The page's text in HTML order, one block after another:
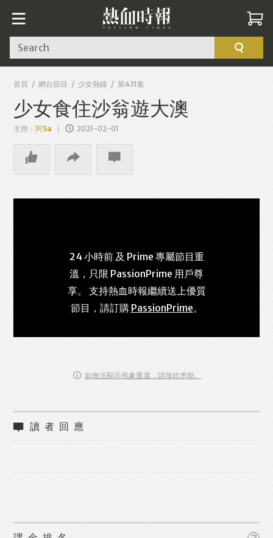
Search
首頁 網台節目 少女熱線 第431集
少女食住沙翁遊大澳
主持：阿Sa 2021-02-01
24 小時前 及 Prime 專屬節目重
溫，只限 PassionPrime 用戶尊
享。 支持熱血時報繼續送上優質
節目，請訂購 PassionPrime。
如無法顯示視象重溫，請按此求助。
讀者回應